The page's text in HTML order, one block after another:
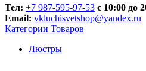
Тел: +7 987-595-97-53 с 10:00 до
Email: vkluchisvetshop@yandex.ru
Категории Товаров
Люстры